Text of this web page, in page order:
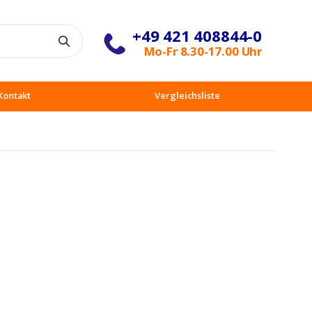
+49 421 408844-0
Mo-Fr 8.30-17.00 Uhr
Vergleichsliste